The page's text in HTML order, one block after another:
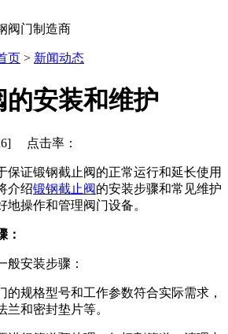
页 > 新闻动态
安装和维护
点击率：
保证锻钢截止阀的正常运行和延长使用
介绍锻钢截止阀的安装步骤和常见维护
操作和管理阀门设备。
：
般安装步骤：
的规格型号和工作参数符合实际需求，
和密封垫片等。